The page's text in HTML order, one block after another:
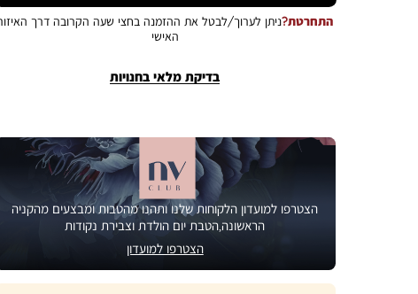
התחרטת?ניתן לערוך/לבטל את ההזמנה בחצי שעה הקרובה דרך
האישי
בדיקת מלאי בחנויות
הצטרפו למועדון הלקוחות שלנו ותהנו מהטבות ומבצעים מהקניה
הראשונה,הטבת יום הולדת וצבירת נקודות
הצטרפו למועדון